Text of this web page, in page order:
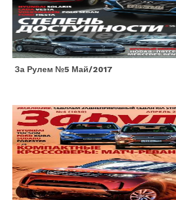
За Рулем №5 Май/2017